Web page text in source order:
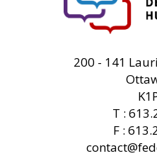
200 - 141
T :
F :